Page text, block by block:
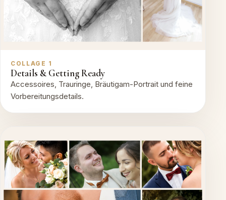
COLLAGE 1
Details & Getting Ready
Accessoires, Trauringe, Bräutigam-Portrait und feine
Vorbereitungsdetails.